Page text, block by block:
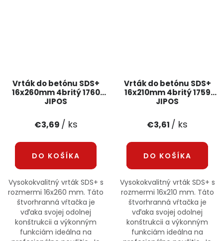
Vrták do betónu SDS+
16x260mm 4britý 1760
JIPOS
€3,69 / ks
DO KOŠÍKA
Vysokokvalitný vrták SDS+ s
rozmermi 16x260 mm. Táto
štvorhranná vŕtačka je
vďaka svojej odolnej
konštrukcii a výkonným
funkciám ideálna na
Vrták do betónu SDS+
16x210mm 4britý 1759
JIPOS
€3,61 / ks
DO KOŠÍKA
Vysokokvalitný vrták SDS+ s
rozmermi 16x210 mm. Táto
štvorhranná vŕtačka je
vďaka svojej odolnej
konštrukcii a výkonným
funkciám ideálna na